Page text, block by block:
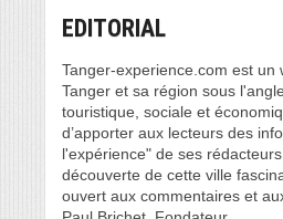
EDITORIAL
Tanger-experience.com est un
Tanger et sa région sous
touristique, sociale et
d’apporter aux lecteurs des
l'expérience" de ses
découverte de cette ville
ouvert aux commentaires et